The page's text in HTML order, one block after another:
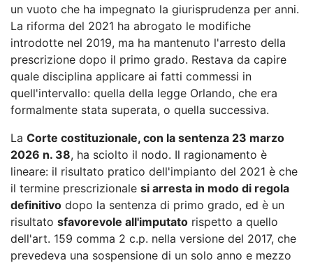
un vuoto che ha impegnato la giurisprudenza per anni.
La riforma del 2021 ha abrogato le modifiche
introdotte nel 2019, ma ha mantenuto l'arresto della
prescrizione dopo il primo grado. Restava da capire
quale disciplina applicare ai fatti commessi in
quell'intervallo: quella della legge Orlando, che era
formalmente stata superata, o quella successiva.
La Corte costituzionale, con la sentenza 23 marzo
2026 n. 38, ha sciolto il nodo. Il ragionamento è
lineare: il risultato pratico dell'impianto del 2021 è che
il termine prescrizionale si arresta in modo di regola
definitivo dopo la sentenza di primo grado, ed è un
risultato sfavorevole all'imputato rispetto a quello
dell'art. 159 comma 2 c.p. nella versione del 2017, che
prevedeva una sospensione di un solo anno e mezzo